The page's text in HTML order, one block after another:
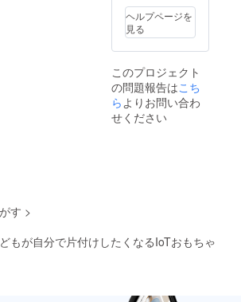
ヘルプページを
見る
このプロジェクト
の問題報告はこち
らよりお問い合わ
せください
す >
もが自分で片付けしたくなるIoTおもちゃ